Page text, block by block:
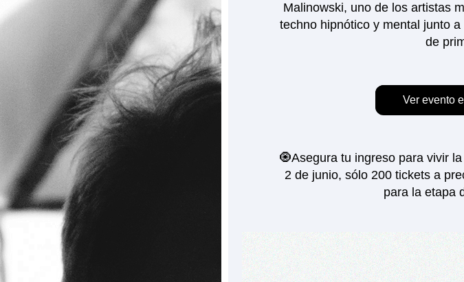
Malinowski, uno de los artistas
techno hipnótico y mental junto
de
Ver evento
🧿Asegura tu ingreso para vivir
2 de junio, sólo 200 tickets a
para la etapa